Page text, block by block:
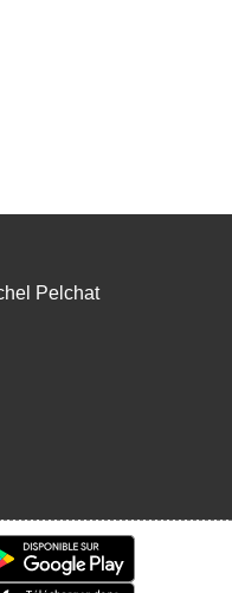
Pelchat